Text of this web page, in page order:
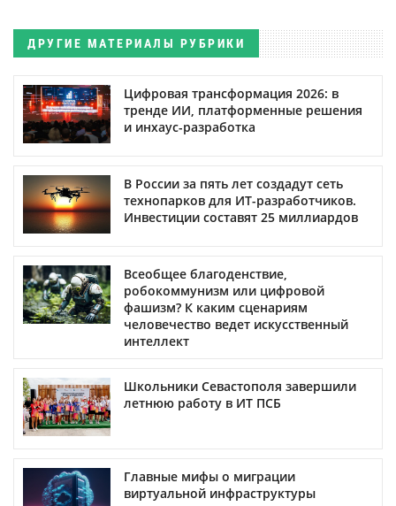
ДРУГИЕ МАТЕРИАЛЫ РУБРИКИ
Цифровая трансформация 2026: в
тренде ИИ, платформенные решения
и инхаус-разработка
В России за пять лет создадут сеть
технопарков для ИТ-разработчиков.
Инвестиции составят 25 миллиардов
Всеобщее благоденствие,
робокоммунизм или цифровой
фашизм? К каким сценариям
человечество ведет искусственный
интеллект
Школьники Севастополя завершили
летнюю работу в ИТ ПСБ
Главные мифы о миграции
виртуальной инфраструктуры